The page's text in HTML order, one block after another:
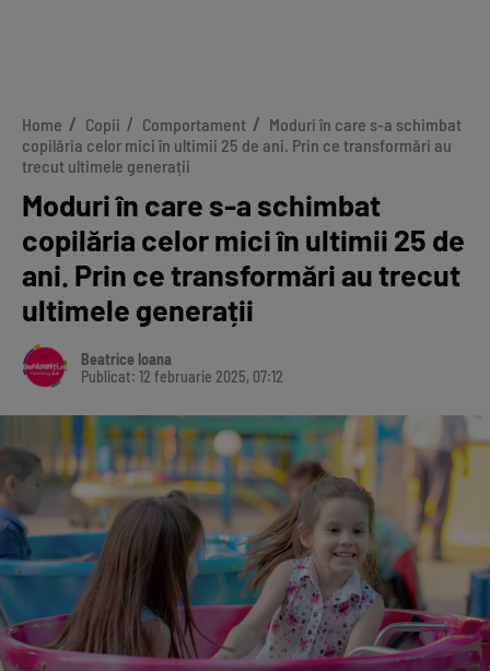
Home Copii Comportament
Moduri în care s-a schimbat
copilăria celor mici în ultimii 25 de ani. Prin ce transformări au
trecut ultimele generații
Moduri în care s-a schimbat
copilăria celor mici în ultimii 25 de
ani. Prin ce transformări au trecut
ultimele generații
Beatrice Ioana
Publicat: 12 februarie 2025, 07:12